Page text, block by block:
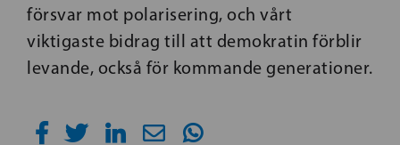
försvar mot polarisering, och vårt
viktigaste bidrag till att demokratin förblir
levande, också för kommande generationer.